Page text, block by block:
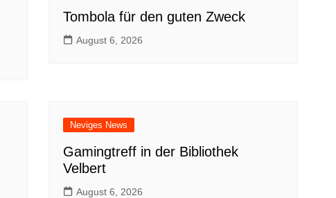
Tombola für den guten Zweck
August 6, 2026
Neviges News
Gamingtreff in der Bibliothek
Velbert
August 6, 2026